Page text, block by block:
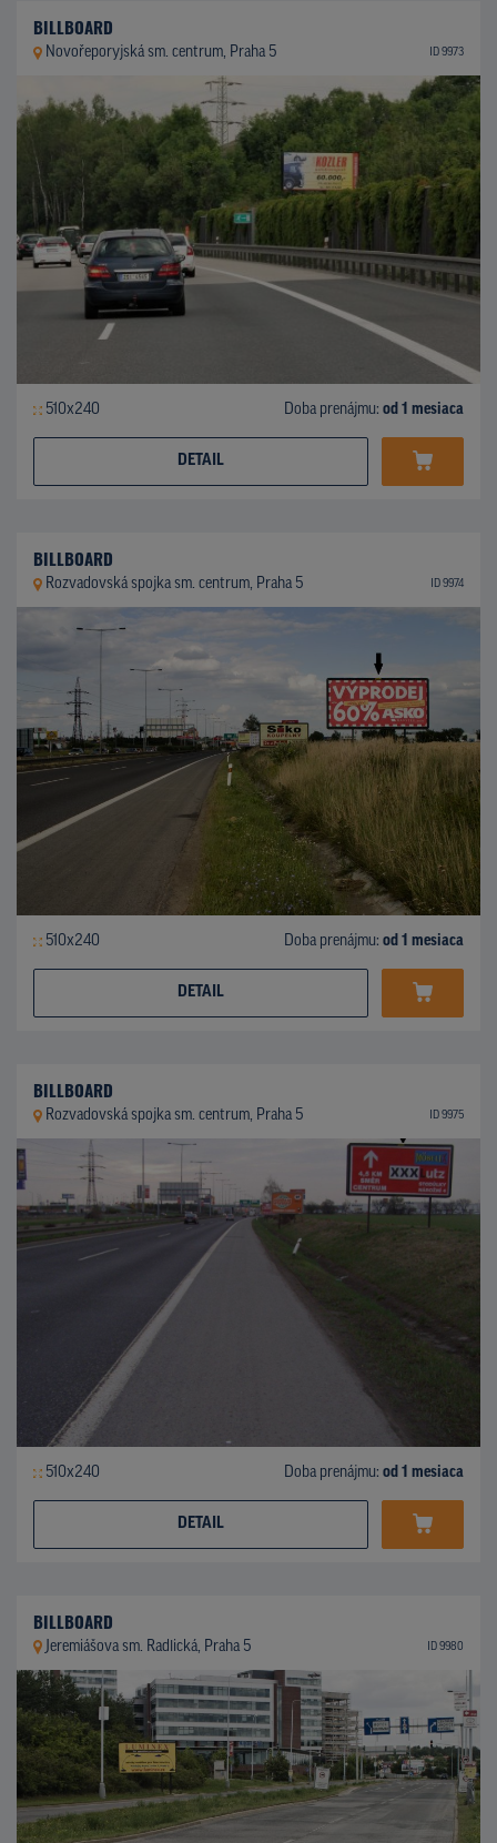
BILLBOARD
Novořeporyjská sm. centrum, Praha 5 ID 9973
510x240 Doba prenájmu: od 1 mesiaca
DETAIL
BILLBOARD
Rozvadovská spojka sm. centrum, Praha 5 ID 9974
510x240 Doba prenájmu: od 1 mesiaca
DETAIL
BILLBOARD
Rozvadovská spojka sm. centrum, Praha 5 ID 9975
510x240 Doba prenájmu: od 1 mesiaca
DETAIL
BILLBOARD
Jeremiášova sm. Radlická, Praha 5 ID 9980